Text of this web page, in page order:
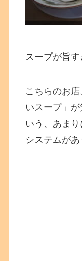
スープが旨す
こちらのお
いスープ」
いう、あま
システムがあ